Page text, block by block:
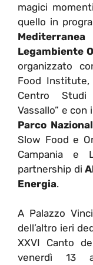
magici
quello in
Legambiente
organizzato
Food Institute,
Centro Studi
Vassallo” e con
Parco
Slow Food e
Campania e
partnership di
Energia.
A Palazzo
dell’altro ieri
XXVI Canto
venerdì 13